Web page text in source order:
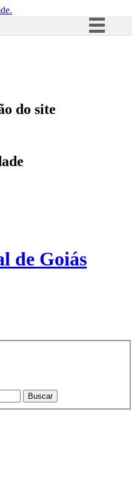
Acesso à informação
do site
de Goiás
Buscar